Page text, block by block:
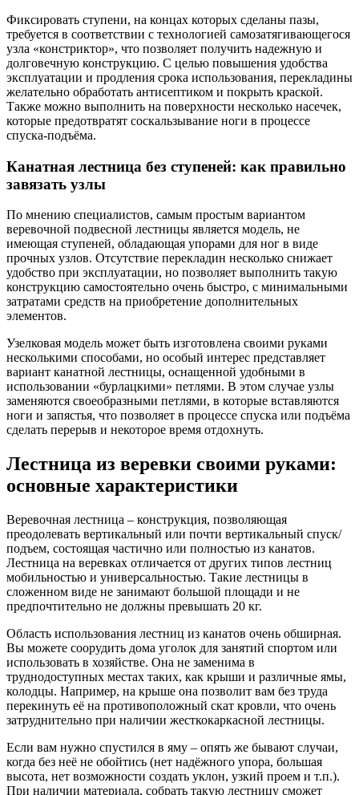
Фиксировать ступени, на концах которых сделаны пазы,
требуется в соответствии с технологией самозатягивающегося
узла «констриктор», что позволяет получить надежную и
долговечную конструкцию. С целью повышения удобства
эксплуатации и продления срока использования, перекладины
желательно обработать антисептиком и покрыть краской.
Также можно выполнить на поверхности несколько насечек,
которые предотвратят соскальзывание ноги в процессе
спуска-подъёма.
Канатная лестница без ступеней: как правильно
завязать узлы
По мнению специалистов, самым простым вариантом
веревочной подвесной лестницы является модель, не
имеющая ступеней, обладающая упорами для ног в виде
прочных узлов. Отсутствие перекладин несколько снижает
удобство при эксплуатации, но позволяет выполнить такую
конструкцию самостоятельно очень быстро, с минимальными
затратами средств на приобретение дополнительных
элементов.
Узелковая модель может быть изготовлена своими руками
несколькими способами, но особый интерес представляет
вариант канатной лестницы, оснащенной удобными в
использовании «бурлацкими» петлями. В этом случае узлы
заменяются своеобразными петлями, в которые вставляются
ноги и запястья, что позволяет в процессе спуска или подъёма
сделать перерыв и некоторое время отдохнуть.
Лестница из веревки своими руками:
основные характеристики
Веревочная лестница – конструкция, позволяющая
преодолевать вертикальный или почти вертикальный спуск/
подъем, состоящая частично или полностью из канатов.
Лестница на веревках отличается от других типов лестниц
мобильностью и универсальностью. Такие лестницы в
сложенном виде не занимают большой площади и не
предпочтительно не должны превышать 20 кг.
Область использования лестниц из канатов очень обширная.
Вы можете соорудить дома уголок для занятий спортом или
использовать в хозяйстве. Она не заменима в
труднодоступных местах таких, как крыши и различные ямы,
колодцы. Например, на крыше она позволит вам без труда
перекинуть её на противоположный скат кровли, что очень
затруднительно при наличии жесткокаркасной лестницы.
Если вам нужно спустился в яму – опять же бывают случаи,
когда без неё не обойтись (нет надёжного упора, большая
высота, нет возможности создать уклон, узкий проем и т.п.).
При наличии материала, собрать такую лестницу сможет